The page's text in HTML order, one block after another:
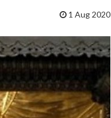
1 Aug 2020